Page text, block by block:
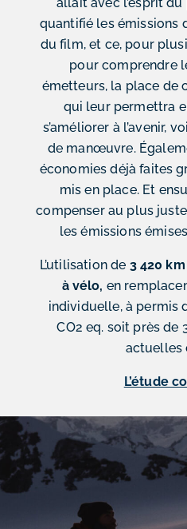
allait avec l’esprit
quantifié les émissions
du film, et ce, pour
pour comprendre
émetteurs, la place de
qui leur permettra
s’améliorer à l’avenir,
de manœuvre.
économies déjà faites
mis en place. Et
compenser au plus
les émissions
L’utilisation de 3 420
à vélo, en
individuelle, à permis
CO2 eq. soit près de
actuelles
L’étude